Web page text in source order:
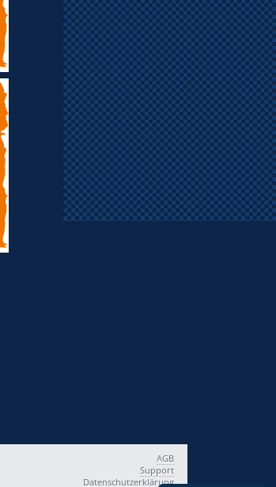
AGB
Support
Datenschutzerklärung